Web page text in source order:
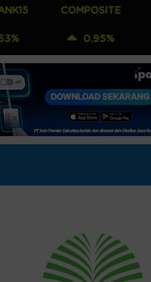
COMPOSITE
0.95%
IDXTECHNO
0.50%